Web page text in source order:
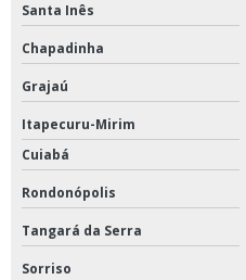
Santa Inês
Chapadinha
Grajaú
Itapecuru-Mirim
Cuiabá
Rondonópolis
Tangará da Serra
Sorriso